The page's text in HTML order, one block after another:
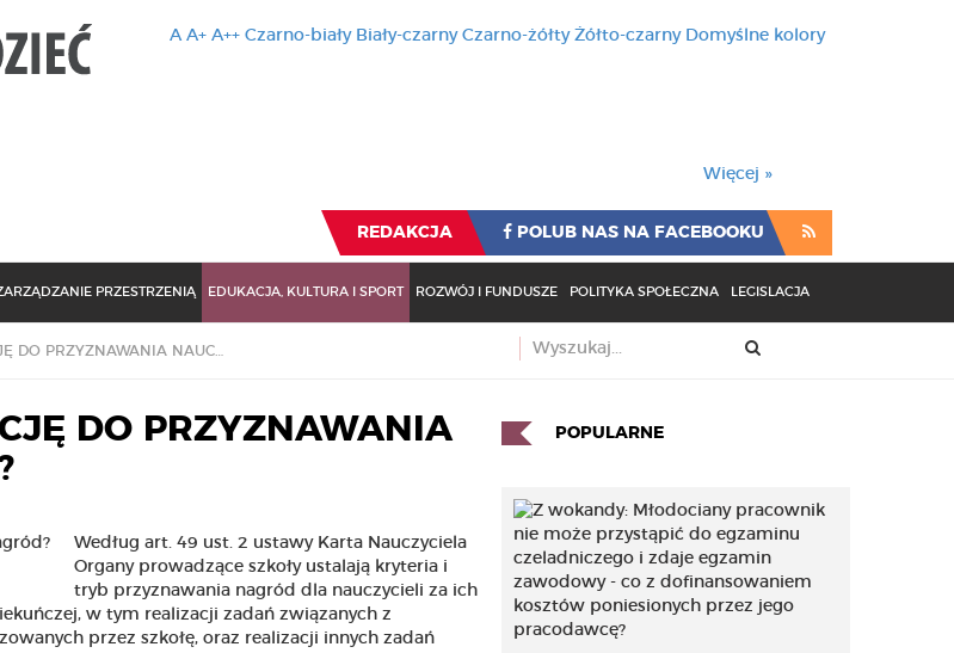
A A+ A++ Czarno-biały Biały-czarny Czarno-żółty Żółto-czarny Domyślne kolory
Więcej »
REDAKCJA POLUB NAS NA FACEBOOKU
PRZESTRZENIĄ EDUKACJA, KULTURA I SPORT ROZWÓJ I FUNDUSZE POLITYKA SPOŁECZNA LEGISLACJA
DO PRZYZNAWANIA
Według art. 49 ust. 2 ustawy Karta Nauczyciela
Organy prowadzące szkoły ustalają kryteria i
tryb przyznawania nagród dla nauczycieli za ich
w tym realizacji zadań związanych z
przez szkołę, oraz realizacji innych zadań
POPULARNE